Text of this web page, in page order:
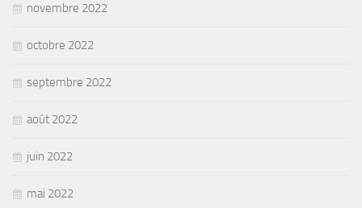
novembre 2022
octobre 2022
septembre 2022
août 2022
juin 2022
mai 2022